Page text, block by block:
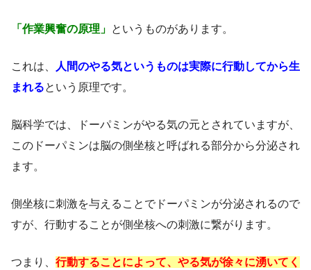
「 作業興奮の原理 」 というものがあります。
これは、
人間のやる気というものは実際に行動してから生
まれるという原理です。
脳科学では、ドーパミンがやる気の元とされていますが、
このドーパミンは脳の側坐核と呼ばれる部分から分泌され
ます。
側坐核に刺激を与えることでドーパミンが分泌されるので
すが、行動することが側坐核への刺激に繋がります。
つまり、 行動することによって、やる気が徐々に湧いてく